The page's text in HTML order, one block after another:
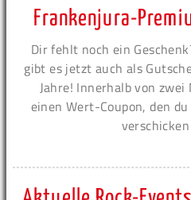
Frankenjura-
Dir fehlt noch ein
gibt es jetzt auch als
Jahre! Innerhalb von
einen Wert-Coupon, den